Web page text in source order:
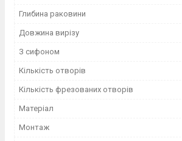
Глибина раковини
Довжина вирізу
З сифоном
Кількість отворів
Кількість фрезованих отворів
Матеріал
Монтаж